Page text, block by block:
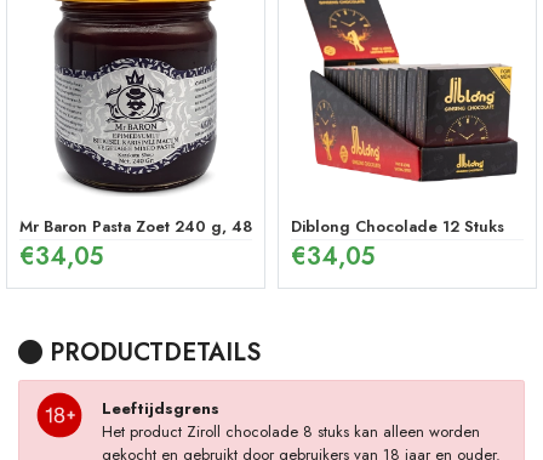
Mr Baron Pasta Zoet 240 g, 48 Uur Effectieve Ginseng Pepermunt
€34,05
Diblong Chocolade 12 Stuks
€34,05
PRODUCTDETAILS
Leeftijdsgrens
Het product Ziroll chocolade 8 stuks kan alleen worden
gekocht en gebruikt door gebruikers van 18 jaar en ouder.